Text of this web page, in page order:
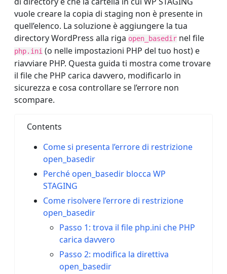
vuole creare la copia di staging non è presente in
quell’elenco. La soluzione è aggiungere la tua
directory WordPress alla riga open_basedir nel file
php.ini (o nelle impostazioni PHP del tuo host) e
riavviare PHP. Questa guida ti mostra come trovare
il file che PHP carica davvero, modificarlo in
sicurezza e cosa controllare se l’errore non
scompare.
Contents
Come si presenta l’errore di restrizione
open_basedir
Perché open_basedir blocca WP
STAGING
Come risolvere l’errore di restrizione
open_basedir
Passo 1: trova il file php.ini che PHP
carica davvero
Passo 2: modifica la direttiva
open_basedir